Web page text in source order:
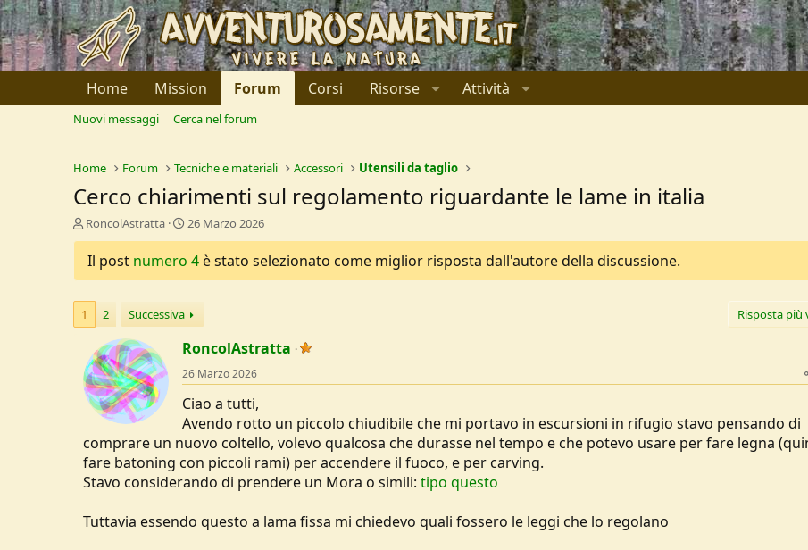
Home Mission Forum Corsi Risorse Attività
Nuovi messaggi Cerca nel forum
Home Forum Tecniche e materiali Accessori Utensili da taglio
Cerco chiarimenti sul regolamento riguardante le lame in italia
C
r
e
a
o
r
D
i
s
c
s
i
o
RoncolAstratta
D
a
i
z
i
o
26 Marzo 2026
Il post numero 4è stato selezionato come miglior risposta dall'autore della discussione.
1 2 Successiva Risposta più
RoncolAstratta
26 Marzo 2026
Ciao a tutti,
Avendo rotto un piccolo chiudibile che mi portavo in escursioni in rifugio stavo pensando di
comprare un nuovo coltello, volevo qualcosa che durasse nel tempo e che potevo usare per fare legna
fare batoning con piccoli rami) per accendere il fuoco, e per carving.
Stavo considerando di prendere un Mora o simili: tipo questo
Tuttavia essendo questo a lama fissa mi chiedevo quali fossero le leggi che lo regolano